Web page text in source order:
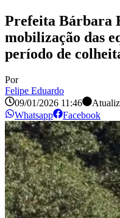
Prefeita Bárbara
mobilização das
período de
Por
Felipe Eduardo
09/01/2026 11:46
Whatsapp
Facebook